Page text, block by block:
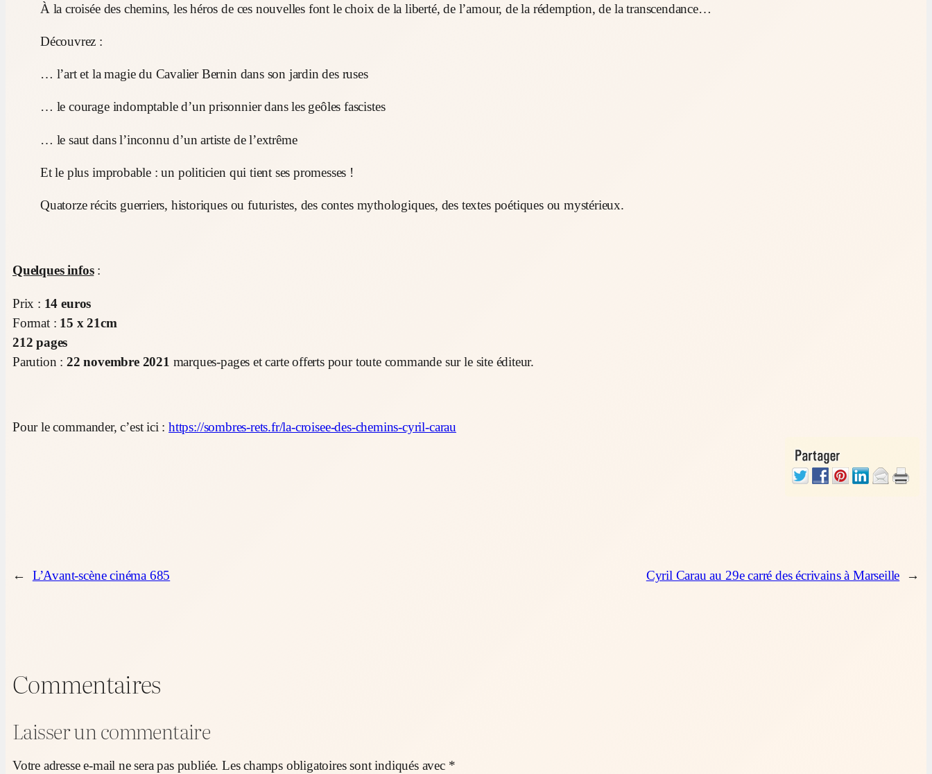
À la croisée des chemins, les héros de ces nouvelles font le choix de la liberté, de l’amour, de la rédemption, de la transcendance…
Découvrez :
… l’art et la magie du Cavalier Bernin dans son jardin des ruses
… le courage indomptable d’un prisonnier dans les geôles fascistes
… le saut dans l’inconnu d’un artiste de l’extrême
Et le plus improbable : un politicien qui tient ses promesses !
Quatorze récits guerriers, historiques ou futuristes, des contes mythologiques, des textes poétiques ou mystérieux.
Quelques infos:
Prix : 14 euros
Format : 15 x 21cm
212 pages
Parution : 22 novembre 2021 marques-pages et carte offerts pour toute commande sur le site éditeur.
Pour le commander, c’est ici :https://sombres-rets.fr/la-croisee-des-chemins-cyril-carau
← L’Avant-scène cinéma 685 Cyril Carau au 29e carré des écrivains à Marseille →
Commentaires
Laisser un commentaire
Votre adresse e-mail ne sera pas publiée. Les champs obligatoires sont indiqués avec *